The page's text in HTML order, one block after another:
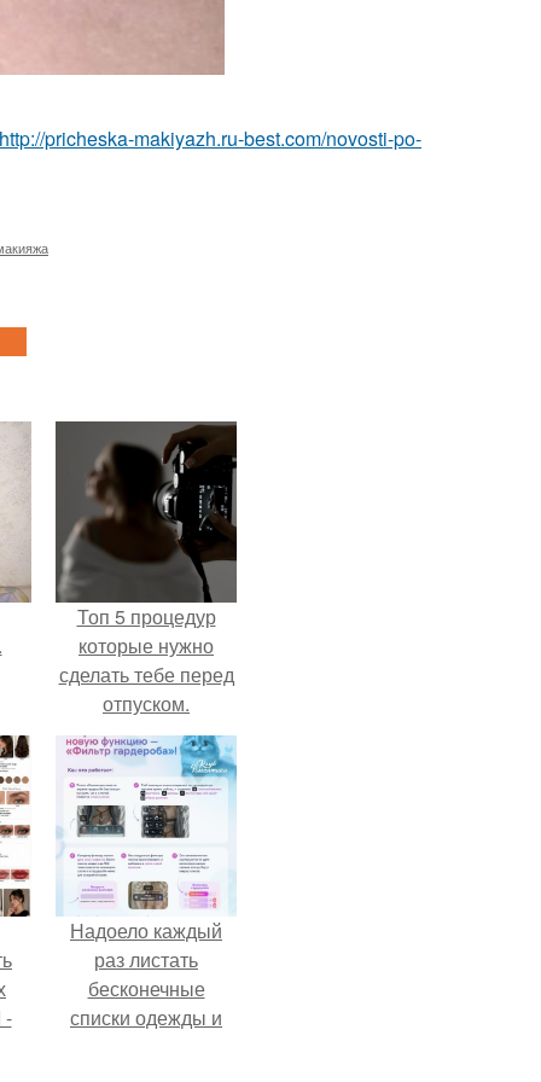
http://pricheska-makiyazh.ru-best.com/novosti-po-
Топ 5 процедур
которые нужно
сделать тебе перед
отпуском.
-
Надоело каждый
раз листать
бесконечные
списки одежды и